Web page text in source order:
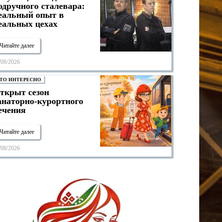
сталевара:
опыт в
цехах
Читайте далее
2026
ИНТЕРЕСНО
сезон
курортного
Читайте далее
2026